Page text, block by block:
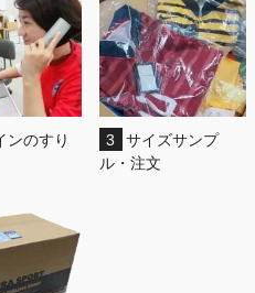
ンのすり
3
サイズサンプ
ル・注文